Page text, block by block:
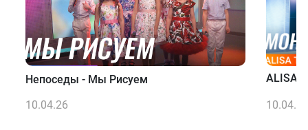
Непоседы - Мы Рисуем
10.04.26
ALISA
10.04.26